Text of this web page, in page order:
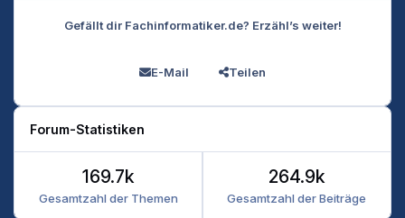
Gefällt dir Fachinformatiker.de? Erzähl’s weiter!
E-Mail Teilen
Forum-Statistiken
Gesamtzahl der Themen
169.7k
Gesamtzahl der Beiträge
264.9k